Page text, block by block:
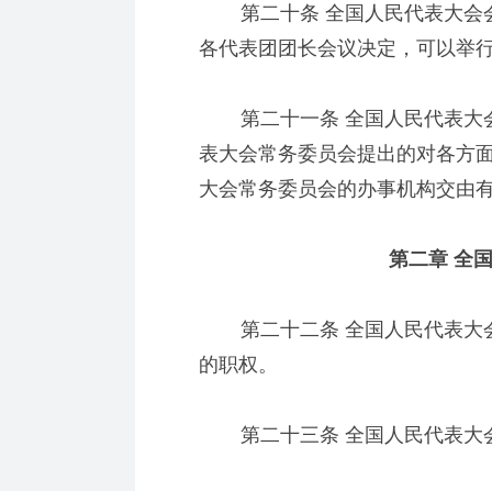
第二十条 全国人民代表大会
各代表团团长会议决定，可以举
第二十一条 全国人民代表大
表大会常务委员会提出的对各方
大会常务委员会的办事机构交由
第二章 全国
第二十二条 全国人民代表大
的职权。
第二十三条 全国人民代表大